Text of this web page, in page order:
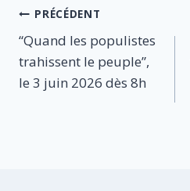
Navigation
de
l’article
PRÉCÉDENT
“Quand les populistes
trahissent le peuple”,
le 3 juin 2026 dès 8h